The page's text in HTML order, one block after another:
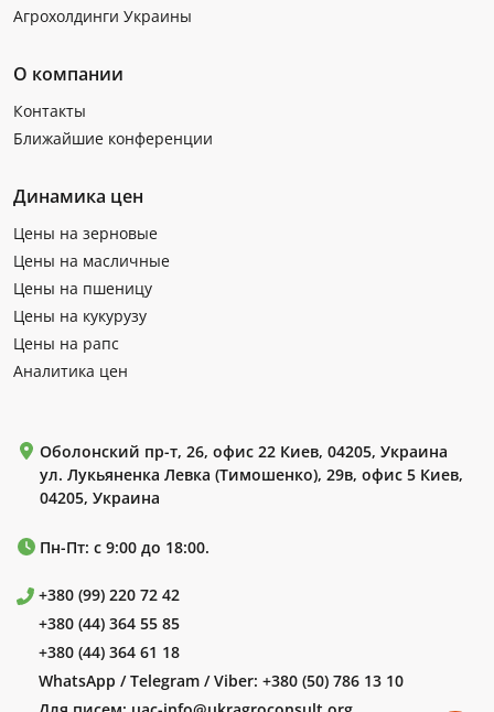
Агрохолдинги Украины
О компании
Контакты
Ближайшие конференции
Динамика цен
Цены на зерновые
Цены на масличные
Цены на пшеницу
Цены на кукурузу
Цены на рапс
Аналитика цен
Оболонский пр-т, 26, офис 22 Киев, 04205, Украина
ул. Лукьяненка Левка (Тимошенко), 29в, офис 5 Киев,
04205, Украина
Пн-Пт: с 9:00 до 18:00.
+380 (99) 220 72 42
+380 (44) 364 55 85
+380 (44) 364 61 18
WhatsApp / Telegram / Viber: +380 (50) 786 13 10